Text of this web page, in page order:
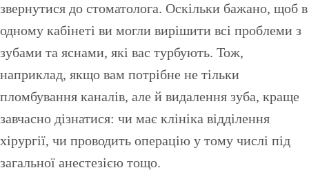
звернутися до стоматолога. Оскільки бажано, щоб в
одному кабінеті ви могли вирішити всі проблеми з
зубами та яснами, які вас турбують. Тож,
наприклад, якщо вам потрібне не тільки
пломбування каналів, але й видалення зуба, краще
завчасно дізнатися: чи має клініка відділення
хірургії, чи проводить операцію у тому числі під
загальної анестезією тощо.